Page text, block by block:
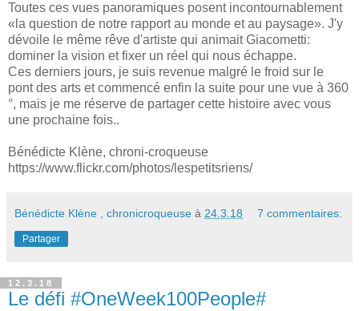
Toutes ces vues panoramiques posent incontournablement
«la question de notre rapport au monde et au paysage». J'y
dévoile le même rêve d'artiste qui animait Giacometti:
dominer la vision et fixer un réel qui nous échappe.
Ces derniers jours, je suis revenue malgré le froid sur le
pont des arts et commencé enfin la suite pour une vue à 360
°, mais je me réserve de partager cette histoire avec vous
une prochaine fois..
Bénédicte Klène, chroni-croqueuse
https://www.flickr.com/photos/lespetitsriens/
Bénédicte Klène , chronicroqueuse à 24.3.18 7 commentaires:
Partager
12.3.18
Le défi #OneWeek100People#